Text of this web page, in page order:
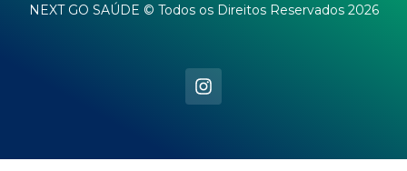
NEXT GO SAÚDE © Todos os Direitos Reservados 2026